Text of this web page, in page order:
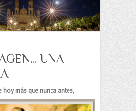
UNA
hoy más que nunca antes,